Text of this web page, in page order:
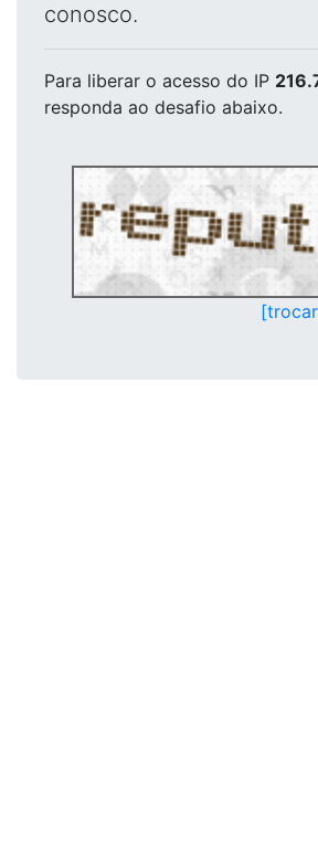
conosco.
Para liberar o acesso do IP
responda ao desafio abaixo.